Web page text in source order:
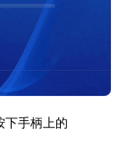
下手柄上的